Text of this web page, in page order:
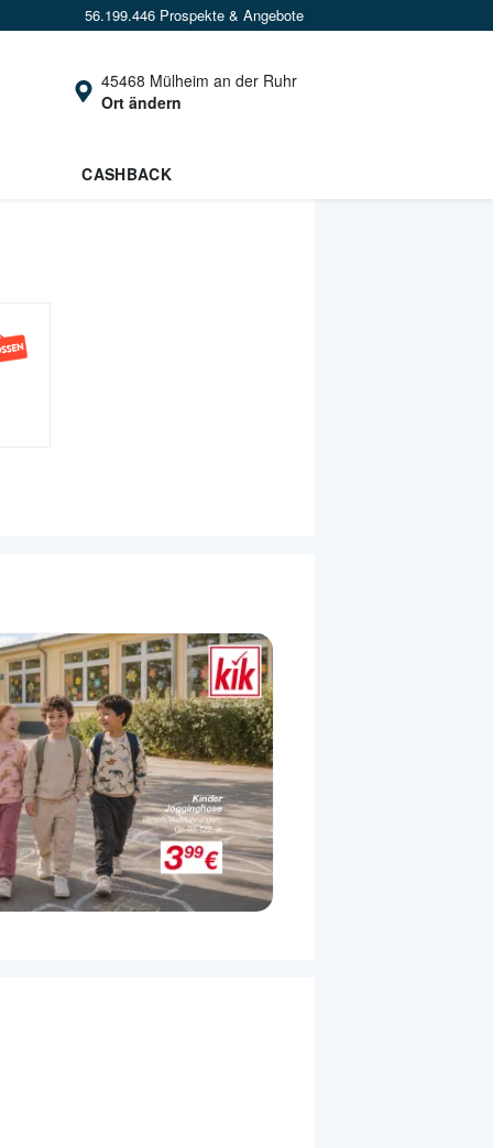
56.199.446 Prospekte & Angebote
45468 Mülheim an der Ruhr
Ort ändern
CASHBACK